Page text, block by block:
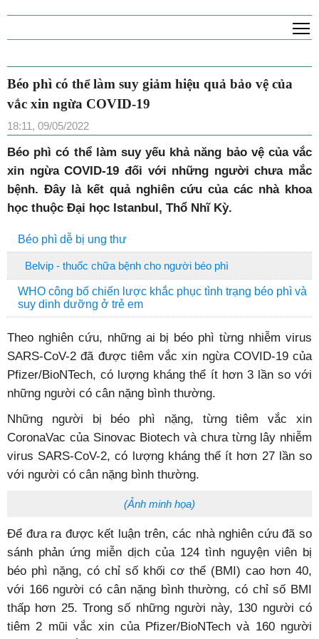
Béo phì có thể làm suy giảm hiệu quả bảo vệ của
vắc xin ngừa COVID-19
18:11, 09/05/2022
Béo phì có thể làm suy yếu khả năng bảo vệ của vắc
xin ngừa COVID-19 đối với những người chưa mắc
bệnh. Đây là kết quả nghiên cứu của các nhà khoa
học thuộc Đại học Istanbul, Thổ Nhĩ Kỳ.
Béo phì dễ bị ung thư
Belvip - thuốc chữa bệnh cho người béo phì
WHO công bố chiến lược khắc phục tình trạng béo phì và
suy dinh dưỡng ở trẻ em
Theo nghiên cứu, những ai bị béo phì từng nhiễm virus
SARS-CoV-2 đã được tiêm vắc xin ngừa COVID-19 của
Pfizer/BioNTech, có lượng kháng thể ít hơn 3 lần so với
những người có cân nặng bình thường.
Những người bị béo phì nặng, từng tiêm vắc xin
CoronaVac của Sinovac Biotech và chưa từng lây nhiễm
virus SARS-CoV-2, có lượng kháng thể ít hơn 27 lần so
với người có cân nặng bình thường.
(Ảnh minh họa)
Để đưa ra được kết luận trên, các nhà nghiên cứu đã so
sánh phản ứng miễn dịch của 124 tình nguyện viên bị
béo phì nặng, có chỉ số khối cơ thể (BMI) cao hơn 40,
với 166 người có cân nặng bình thường, có chỉ số BMI
thấp hơn 25. Trong số những người này, 130 người có
tiêm 2 mũi vắc xin của Pfizer/BioNTech và 160 người